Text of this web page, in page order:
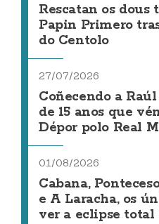
Rescatan os
Papin Primero
do Centolo
27/07/2026
Coñecendo a
de 15 anos que
Dépor polo Real
01/08/2026
Cabana,
e A Laracha, os
ver a eclipse total